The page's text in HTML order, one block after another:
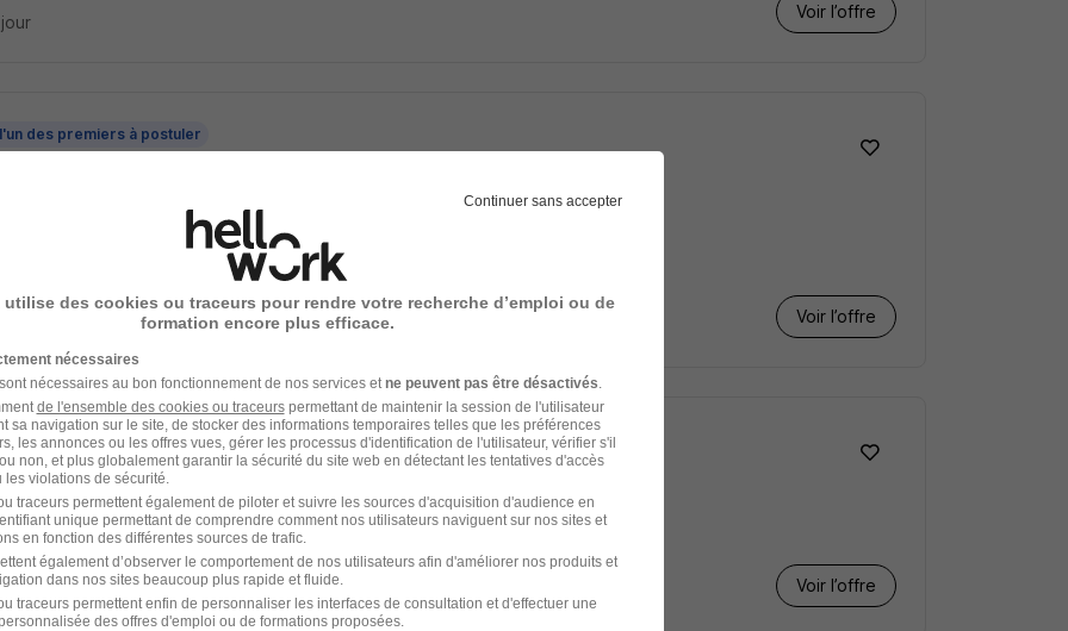
Voir l’offre
des premiers à postuler
12,31 - 12,41 € / heure
Voir l’offre
de Bus Contrat Scolaire H/F
- 78 CDI 14,08 € / heure
Voir l’offre
Continuer sans accepter
utilise des cookies ou traceurs pour rendre votre recherche d’emploi ou de
formation encore plus efficace.
nécessaires
nécessaires au bon fonctionnement de nos services et ne peuvent pas être désactivés
de l'ensemble des cookies ou traceurspermettant de maintenir la session de l'utilisateur
sa navigation sur le site, de stocker des informations temporaires telles que les préférences
les annonces ou les offres vues, gérer les processus d'identification de l'utilisateur, vérifier s'il
non, et plus globalement garantir la sécurité du site web en détectant les tentatives d'accès
violations de sécurité.
traceurs permettent également de piloter et suivre les sources d'acquisition d'audience en
unique permettant de comprendre comment nos utilisateurs naviguent sur nos sites et
en fonction des différentes sources de trafic.
également d’observer le comportement de nos utilisateurs afin d'améliorer nos produits et
dans nos sites beaucoup plus rapide et fluide.
traceurs permettent enfin de personnaliser les interfaces de consultation et d'effectuer une
des offres d'emploi ou de formations proposées.